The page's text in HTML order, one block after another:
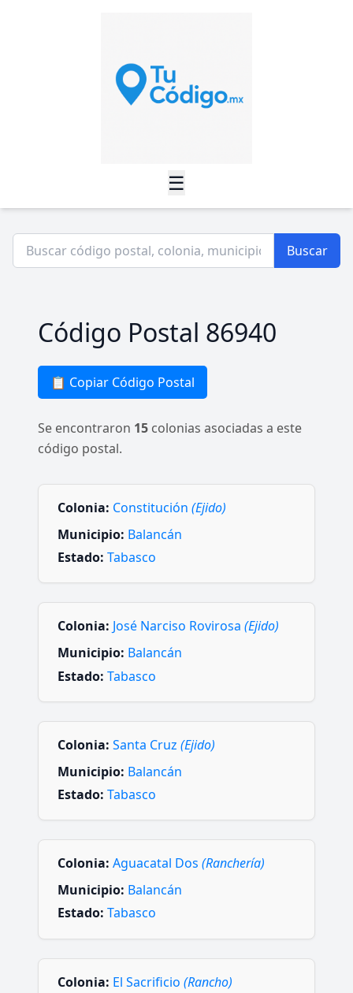
☰
Buscar
Código Postal 86940
📋 Copiar Código Postal
Se encontraron 15 colonias asociadas a este
código postal.
Colonia: Constitución (Ejido)
Municipio: Balancán
Estado: Tabasco
Colonia: José Narciso Rovirosa (Ejido)
Municipio: Balancán
Estado: Tabasco
Colonia: Santa Cruz (Ejido)
Municipio: Balancán
Estado: Tabasco
Colonia: Aguacatal Dos (Ranchería)
Municipio: Balancán
Estado: Tabasco
Colonia: El Sacrificio (Rancho)